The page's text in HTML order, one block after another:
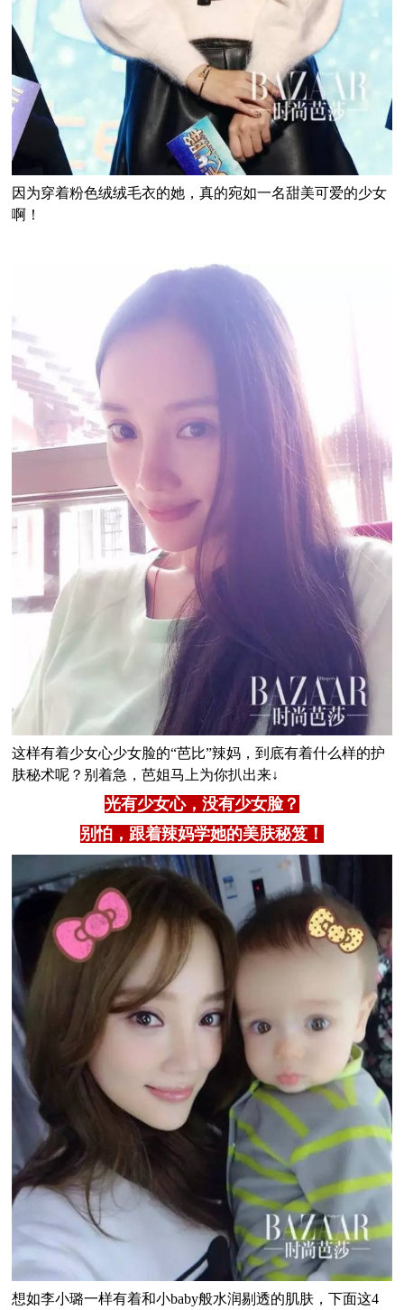
因为穿着粉色绒绒毛衣的她，真的宛如一名甜美可爱的少女
啊！
这样有着少女心少女脸的“芭比”辣妈，到底有着什么样的护
肤秘术呢？别着急，芭姐马上为你扒出来↓
光有少女心，没有少女脸？
别怕，跟着辣妈学她的美肤秘笈！
想如李小璐一样有着和小baby般水润剔透的肌肤，下面这4